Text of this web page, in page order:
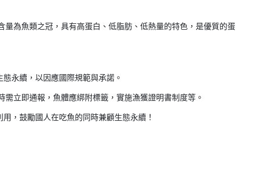
為魚類之冠，具有高蛋白、低脂肪、低熱量的特色，是優質的蛋
永續，以因應國際規範與承諾。
立即通報，魚體應綁附標籤，實施漁獲證明書制度等。
，鼓勵國人在吃魚的同時兼顧生態永續！